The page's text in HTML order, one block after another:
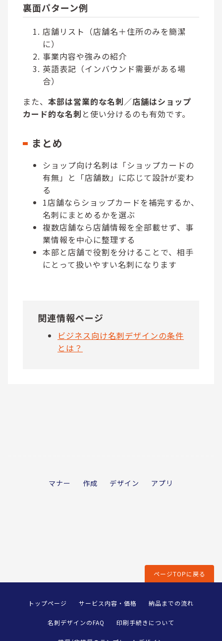
裏面パターン例
店舗リスト（店舗名＋住所のみを簡潔
に）
事業内容や強みの紹介
英語表記（インバウンド需要がある場
合）
また、 本部は営業的な名刺／店舗はショップ
カード的な名刺 と使い分けるのも有効です。
まとめ
ショップ向け名刺は「ショップカードの
有無」と「店舗数」に応じて設計が変わ
る
1店舗ならショップカードを補完するか、
名刺にまとめるかを選ぶ
複数店舗なら店舗情報を全部載せず、事
業情報を中心に整理する
本部と店舗で役割を分けることで、相手
にとって扱いやすい名刺になります
関連情報ページ
ビジネス向け名刺デザインの条件
とは？
マナー 作成 デザイン アプリ
ページTOPに戻る
トップページ サービス内容・価格 納品までの流れ
名刺デザインのFAQ 印刷手続きについて